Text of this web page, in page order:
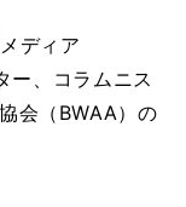
ディア
ー、コラムニス
会（BWAA）の